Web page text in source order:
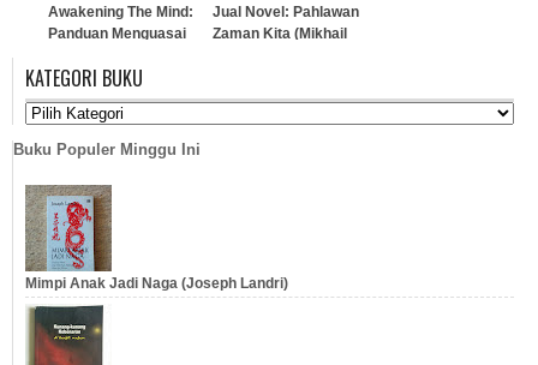
Awakening The Mind:
Panduan Menguasai
Otak
…
Jual Novel: Pahlawan
Zaman Kita (Mikhail
…
KATEGORI BUKU
Buku Populer Minggu Ini
Mimpi Anak Jadi Naga (Joseph Landri)